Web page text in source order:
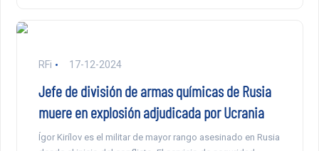
RFi 17-12-2024
Jefe de división de armas químicas de Rusia
muere en explosión adjudicada por Ucrania
Ígor Kirílov es el militar de mayor rango asesinado en Rusia